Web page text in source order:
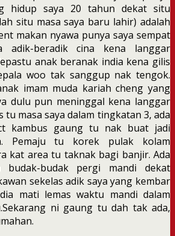
hidup saya 20 tahun dekat situ
situ masa saya baru lahir) adalah
makan nyawa punya saya sempat
adik-beradik cina kena langgar
anak beranak india kena gilis
woo tak sanggup nak tengok.
imam muda kariah cheng yang
dulu pun meninggal kena langgar
tu masa saya dalam tingkatan 3, ada
kambus gaung tu nak buat jadi
Pemaju tu korek pulak kolam
kat area tu taknak bagi banjir. Ada
budak-budak pergi mandi dekat
sekelas adik saya yang kembar
mati lemas waktu mandi dalam
ni gaung tu dah tak ada,